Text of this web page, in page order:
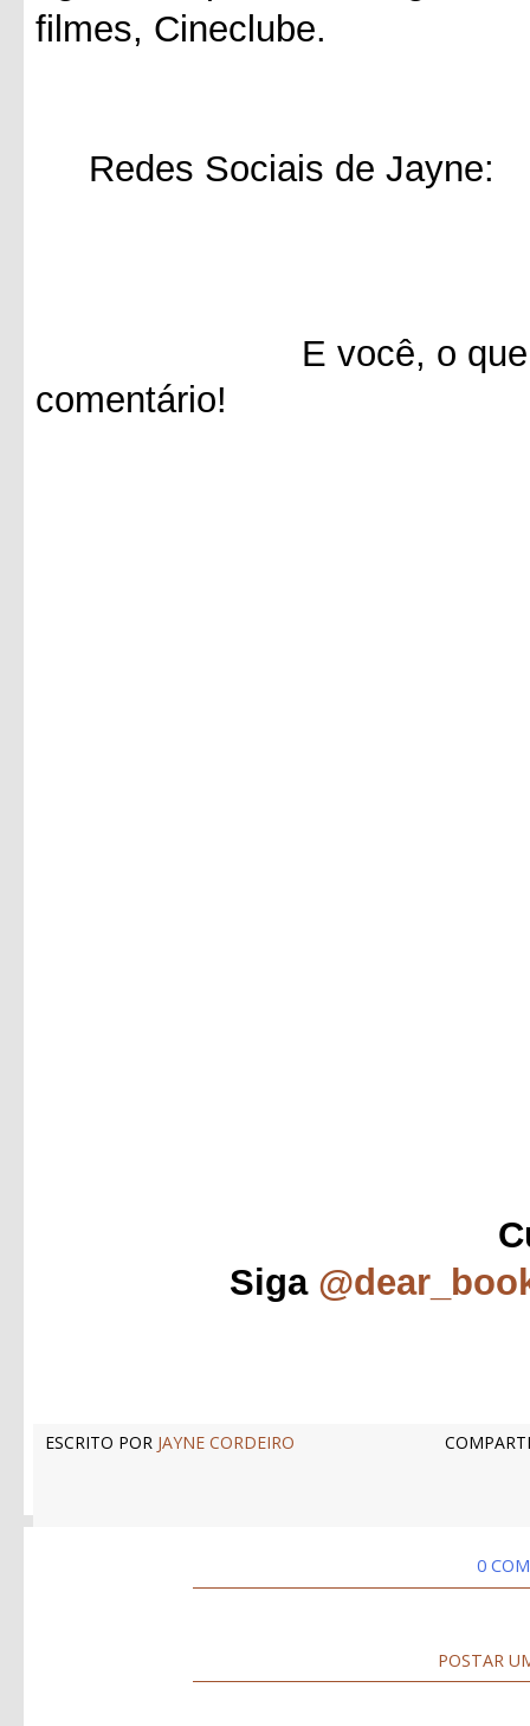
filmes, Cineclube.
Redes Sociais de Jayne:
E você, o que achou
comentário!
Siga
ESCRITO POR JAYNE CORDEIRO
0
POSTAR